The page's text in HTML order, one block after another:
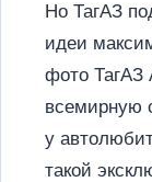
Но ТагАЗ
идеи
фото ТагАЗ
всемирную
у
такой